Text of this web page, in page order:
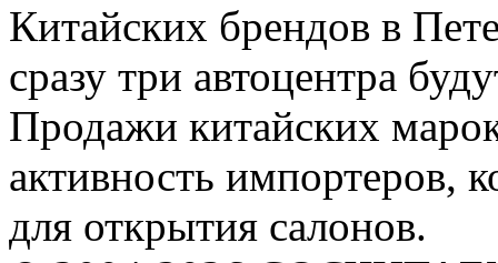
Китайских брендов в
сразу три автоцентра
Продажи китайских
активность импортеров,
для открытия салонов.